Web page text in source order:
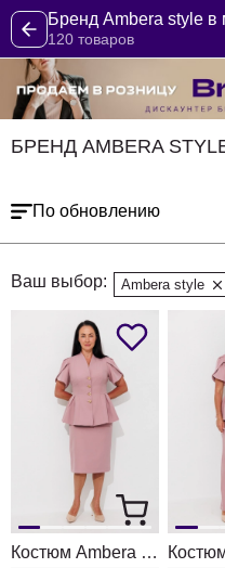
Бренд Ambera style в
120 товаров
БРЕНД AMBERA
По обновлению
Ваш выбор: Ambera style
Костюм Ambera style 2157-3 пыльная роза